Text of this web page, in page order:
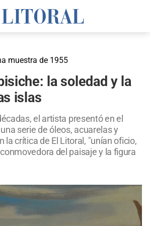
muestra de 1955
la soledad y la
islas
el artista presentó en el
serie de óleos, acuarelas y
la crítica de El Litoral, "unían oficio,
del paisaje y la figura